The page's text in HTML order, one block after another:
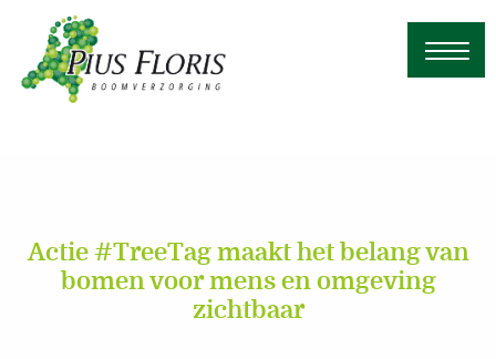
Actie #TreeTag maakt het belang van
bomen voor mens en omgeving
zichtbaar